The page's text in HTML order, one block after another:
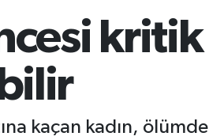
kritik
kaçan kadın,